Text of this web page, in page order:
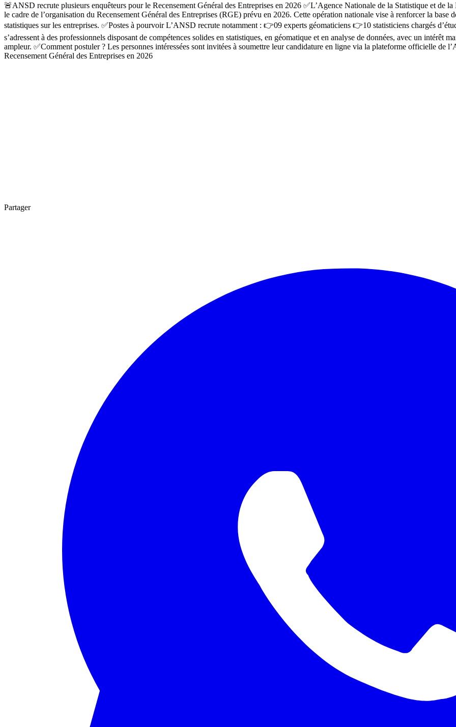
🚨ANSD recrute plusieurs enquêteurs pour le Recensement Général des Entreprises en 2026 ✅️L’Agence Nationale de la Statistique et de
le cadre de l’organisation du Recensement Général des Entreprises (RGE) prévu en 2026. Cette opération nationale vise à renforcer la base
statistiques sur les entreprises. ✅️Postes à pourvoir L’ANSD recrute notamment : 👉09 experts géomaticiens 👉10 statisticiens chargés
s’adressent à des professionnels disposant de compétences solides en statistiques, en géomatique et en analyse de données, avec un intérêt
ampleur. ✅Comment postuler ? Les personnes intéressées sont invitées à soumettre leur candidature en ligne via la plateforme officielle de
Recensement Général des Entreprises en 2026
Partager